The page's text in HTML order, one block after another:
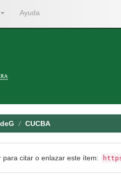
Ayuda
CUCBA
para citar o enlazar este ítem: